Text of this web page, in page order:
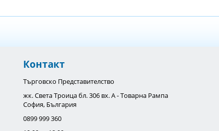
Контакт
Търговско Представителство
жк. Света Троица бл. 306 вх. А - Товарна Рампа
София, България
0899 999 360